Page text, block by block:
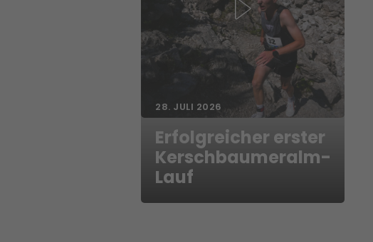
28. JULI 2026
Erfolgreicher erster
Kerschbaumeralm-
Lauf